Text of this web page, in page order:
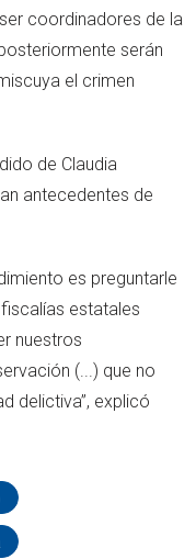
coordinadores de la
serán
el crimen
de Claudia
antecedentes de
es preguntarle
estatales
nuestros
(...) que no
delictiva”, explicó